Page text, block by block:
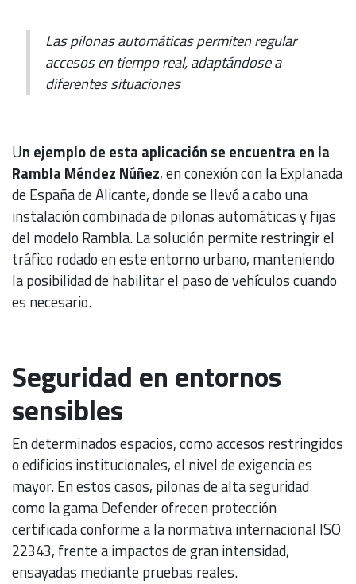
Las pilonas automáticas permiten regular
accesos en tiempo real, adaptándose a
diferentes situaciones
Un ejemplo de esta aplicación se encuentra en la
Rambla Méndez Núñez, en conexión con la Explanada
de España de Alicante, donde se llevó a cabo una
instalación combinada de pilonas automáticas y fijas
del modelo Rambla. La solución permite restringir el
tráfico rodado en este entorno urbano, manteniendo
la posibilidad de habilitar el paso de vehículos cuando
es necesario.
Seguridad en entornos
sensibles
En determinados espacios, como accesos restringidos
o edificios institucionales, el nivel de exigencia es
mayor. En estos casos, pilonas de alta seguridad
como la gama Defender ofrecen protección
certificada conforme a la normativa internacional ISO
22343, frente a impactos de gran intensidad,
ensayadas mediante pruebas reales.